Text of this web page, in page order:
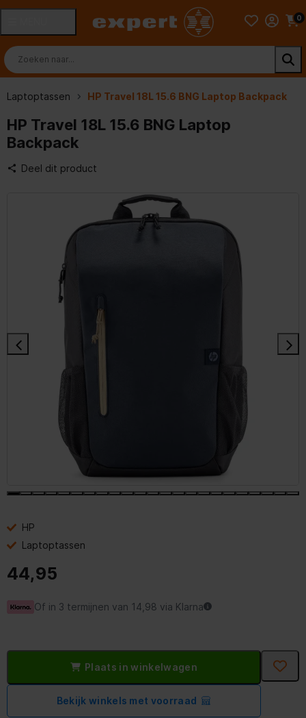
0
Laptoptassen HP Travel 18L 15.6 BNG Laptop Backpack
HP Travel 18L 15.6 BNG Laptop
Backpack
Deel dit product
HP
Laptoptassen
44,95
Of in 3 termijnen van 14,98 via Klarna
Plaats in winkelwagen
Bekijk winkels met voorraad